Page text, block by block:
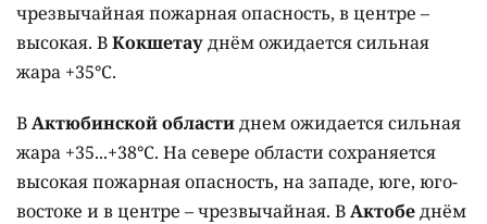
чрезвычайная пожарная опасность, в центре –
высокая. ВКокшетауднём ожидается сильная
жара +35°C.
ВАктюбинской областиднем ожидается сильная
жара +35...+38°C. На севере области сохраняется
высокая пожарная опасность, на западе, юге, юго-
востоке и в центре – чрезвычайная. ВАктобеднём